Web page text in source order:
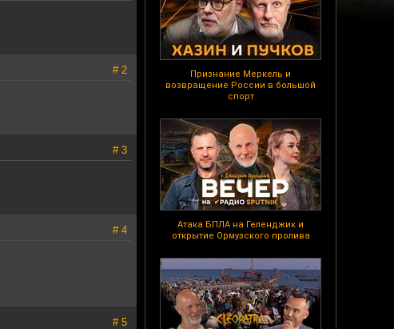
Признание Меркель и
возвращение России в большой
спорт
Атака БПЛА на Геленджик и
открытие Ормузского пролива
# 2
# 3
# 4
# 5